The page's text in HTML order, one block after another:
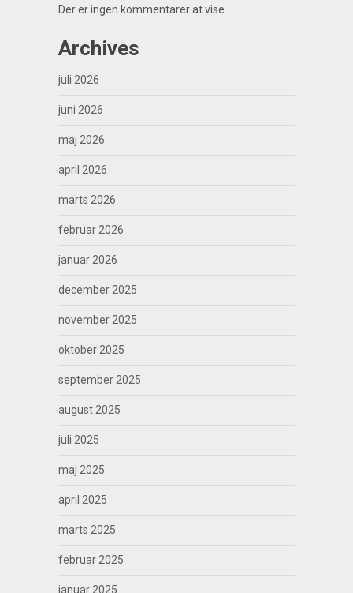
Der er ingen kommentarer at vise.
Archives
juli 2026
juni 2026
maj 2026
april 2026
marts 2026
februar 2026
januar 2026
december 2025
november 2025
oktober 2025
september 2025
august 2025
juli 2025
maj 2025
april 2025
marts 2025
februar 2025
januar 2025